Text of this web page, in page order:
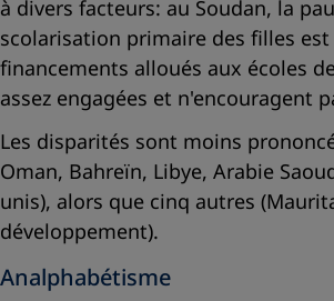
à divers facteurs: au Soudan, la
scolarisation primaire des filles
financements alloués aux écoles
assez engagées et n'encouragent
Les disparités sont moins
Oman, Bahreïn, Libye, Arabie
unis), alors que cinq autres
développement).
Analphabétisme